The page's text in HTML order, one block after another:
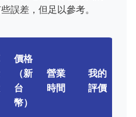
誤差，但足以參考。
價格
（新
台
幣）
營業
時間
我的
評價